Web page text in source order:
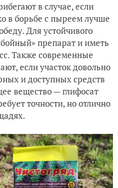
в случае, если
в борьбе с пыреем лучше
Для устойчивого
препарат и иметь
Также современные
если участок довольно
и доступных средств
вещество — глифосат
точности, но отлично